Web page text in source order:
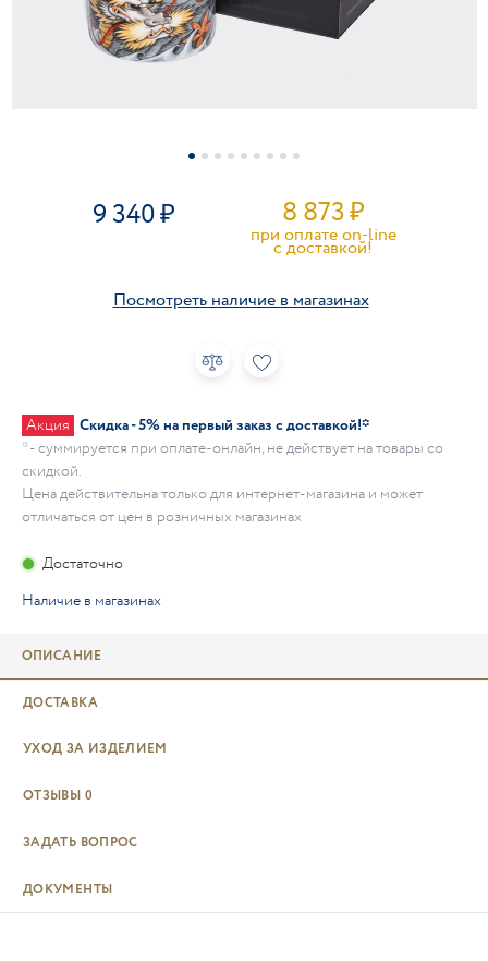
9 340 8 873₽
при оплате on-line
c доставкой!
Посмотреть наличие в магазинах
Акция Скидка - 5% на первый заказ с доставкой!*
* - суммируется при оплате-онлайн, не действует на товары со
скидкой.
Цена действительна только для интернет-магазина и может
отличаться от цен в розничных магазинах
Достаточно
Наличие в магазинах
ОПИСАНИЕ
ДОСТАВКА
УХОД ЗА ИЗДЕЛИЕМ
ОТЗЫВЫ 0
ЗАДАТЬ ВОПРОС
ДОКУМЕНТЫ